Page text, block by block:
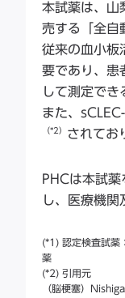
本試薬は、山
売する「全自
従来の血小板
要であり、患
して測定でき
また、
（*2） されてお
PHCは本試
し、医療機関
(*1) 認定検査試薬
薬
(*2) 引用元
（脳梗塞）